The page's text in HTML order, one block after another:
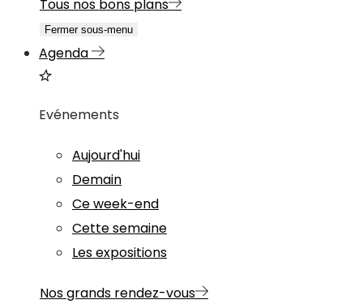
Tous nos bons plans
Fermer sous-menu
Agenda
Evénements
Aujourd'hui
Demain
Ce week-end
Cette semaine
Les expositions
Nos grands rendez-vous